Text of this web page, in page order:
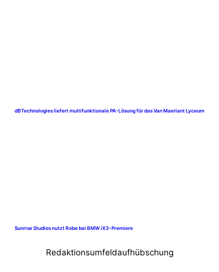
dBTechnologies liefert multifunktionale PA-Lösung für das Van Maerlant Lyceum
Sunrise Studios nutzt Robe bei BMW iX3-Premiere
Redaktionsumfeldaufhübschung